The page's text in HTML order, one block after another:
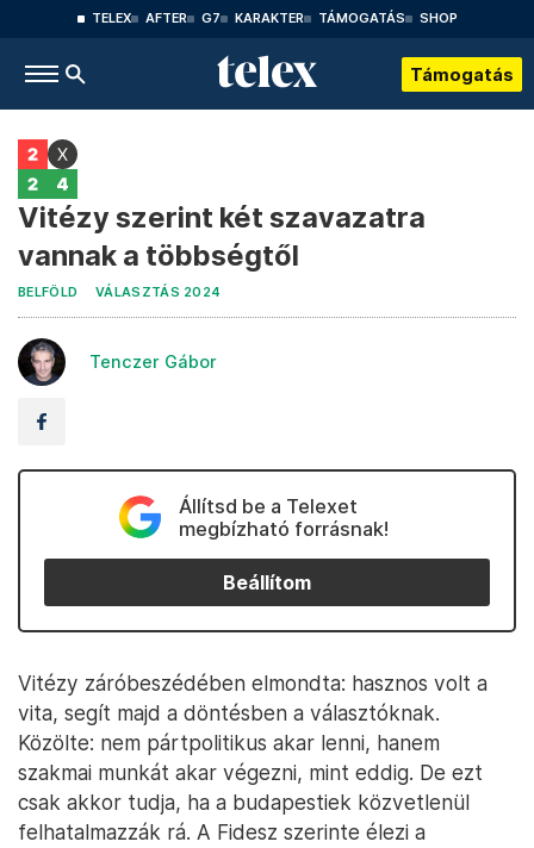
TELEX AFTER G7 KARAKTER TÁMOGATÁS SHOP
Támogatás
Vitézy szerint két szavazatra
vannak a többségtől
BELFÖLD VÁLASZTÁS 2024
Tenczer Gábor
Állítsd be a Telexet
megbízható forrásnak!
Beállítom
Vitézy záróbeszédében elmondta: hasznos volt a
vita, segít majd a döntésben a választóknak.
Közölte: nem pártpolitikus akar lenni, hanem
szakmai munkát akar végezni, mint eddig. De ezt
csak akkor tudja, ha a budapestiek közvetlenül
felhatalmazzák rá. A Fidesz szerinte élezi a